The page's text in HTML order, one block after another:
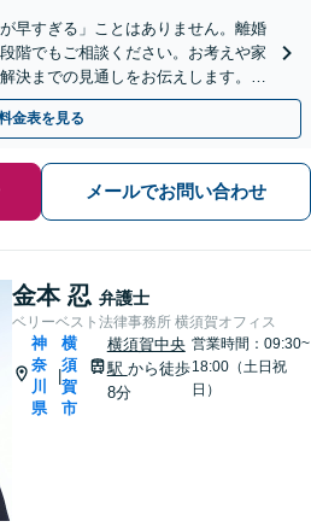
早すぎる」ことはありません。離婚
階でもご相談ください。お考えや家
決までの見通しをお伝えします。不
、幅広く対応します。
金表を見る
メールでお問い合わせ
金本 忍 弁護士
ベリーベスト法律事務所 横須賀オフィス
神
奈
川
県
横
須
賀
市
横須賀中央
駅 から徒歩
8分
営業時間：09:30~
18:00（土日祝
日）